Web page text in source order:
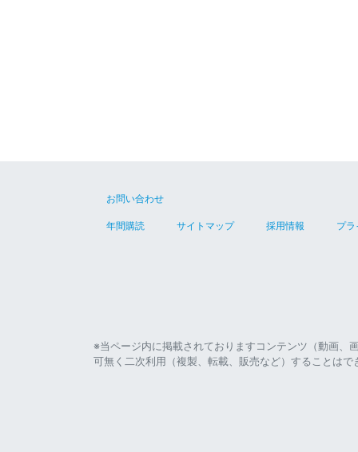
お問い合わせ
年間購読 サイトマップ 採用情報 プ
※当ページ内に掲載されておりますコンテンツ（動画、
可無く二次利用（複製、転載、販売など）することはで